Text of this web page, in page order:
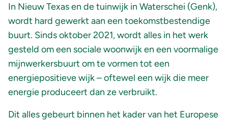
In Nieuw Texas en de tuinwijk in Waterschei (Genk),
wordt hard gewerkt aan een toekomstbestendige
buurt. Sinds oktober 2021, wordt alles in het werk
gesteld om een sociale woonwijk en een voormalige
mijnwerkersbuurt om te vormen tot een
energiepositieve wijk – oftewel een wijk die meer
energie produceert dan ze verbruikt.
Dit alles gebeurt binnen het kader van het Europese